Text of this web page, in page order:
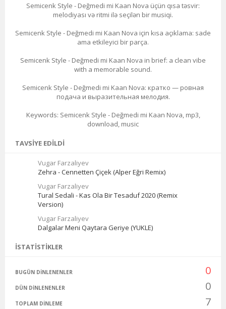
Semicenk Style - Değmedi mi Kaan Nova üçün qısa təsvir:
melodiyası və ritmi ilə seçilən bir musiqi.
Semicenk Style - Değmedi mi Kaan Nova için kısa açıklama: sade
ama etkileyici bir parça.
Semicenk Style - Değmedi mi Kaan Nova in brief: a clean vibe
with a memorable sound.
Semicenk Style - Değmedi mi Kaan Nova: кратко — ровная
подача и выразительная мелодия.
Keywords: Semicenk Style - Değmedi mi Kaan Nova, mp3,
download, music
TAVSIYE EDILDI
Vugar Farzaliyev
Zehra - Cennetten Çiçek (Alper Eğri Remix)
Vugar Farzaliyev
Tural Sedali - Kas Ola Bir Tesaduf 2020 (Remix
Version)
Vugar Farzaliyev
Dalgalar Meni Qaytara Geriye (YUKLE)
İSTATISTIKLER
BUGÜN DINLENENLER 0
DÜN DINLENENLER 0
TOPLAM DINLEME 7